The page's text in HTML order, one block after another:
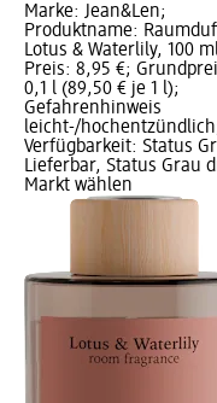
Marke: Jean&Len;
Produktname:
Lotus & Waterlily, 100
Preis: 8,95 €;
0,1 l (89,50 € je 1 l);
Gefahrenhinweis
leicht-/
Verfügbarkeit: Status
Lieferbar, Status Grau
Markt wählen